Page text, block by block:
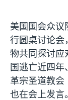
美国国会众议
行圆桌讨论会
物共同探讨应
国逃亡近四
革宗圣道教会
也在会上发言。